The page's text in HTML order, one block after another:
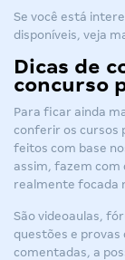
Se você está
disponíveis, veja
Dicas de
concurso
Para ficar ainda
conferir os cursos
feitos com base
assim, fazem com
realmente focada
São videoaulas,
questões e provas
comentadas, a